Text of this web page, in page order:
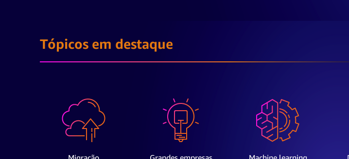
Tópicos em destaque